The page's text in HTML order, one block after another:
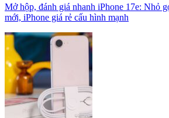
Mở hộp, đánh giá nhanh iPhone 17e: Nhỏ
mới, iPhone giá rẻ cấu hình mạnh